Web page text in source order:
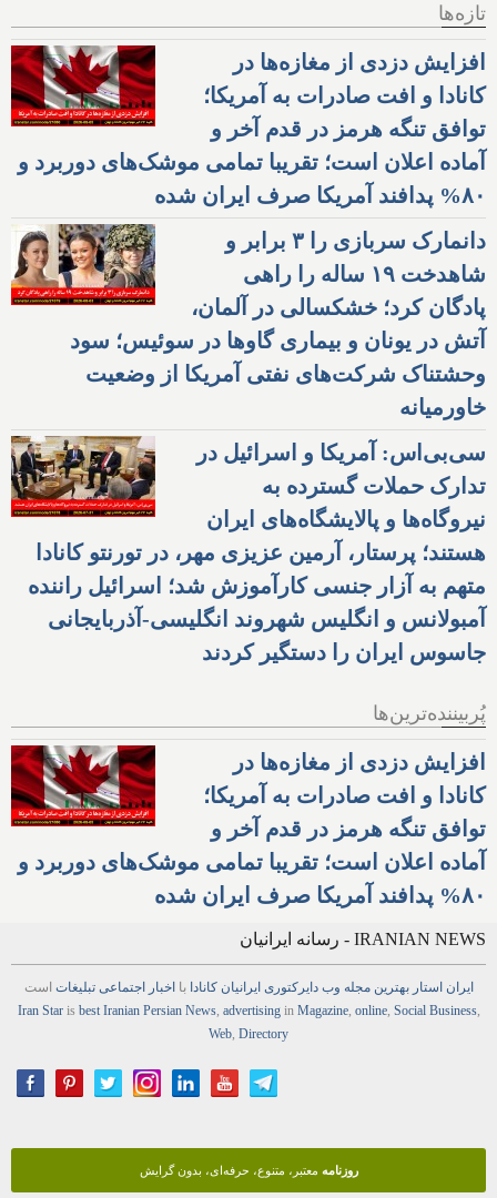
تازه‌ها
افزایش دزدی از مغازه‌ها در
کانادا و افت صادرات به آمریکا؛
توافق تنگه هرمز در قدم آخر و
آماده اعلان است؛ تقریبا تمامی موشک‌های دوربرد و
۸۰% پدافند آمریکا صرف ایران شده
دانمارک سربازی را ۳ برابر و
شاهدخت ۱۹ ساله را راهی
پادگان کرد؛ خشکسالی در آلمان،
آتش در یونان و بیماری گاوها در سوئیس؛ سود
وحشتناک شرکت‌های نفتی آمریکا از وضعیت
خاورمیانه
سی‌بی‌اس: آمریکا و اسرائیل در
تدارک حملات گسترده به
نیروگاه‌ها و پالایشگاه‌های ایران
هستند؛ پرستار، آرمین عزیزی مهر، در تورنتو کانادا
متهم به آزار جنسی کارآموزش شد؛ اسرائیل راننده
آمبولانس و انگلیس شهروند انگلیسی-آذربایجانی
جاسوس ایران را دستگیر کردند
پُربیننده‌ترین‌ها
افزایش دزدی از مغازه‌ها در
کانادا و افت صادرات به آمریکا؛
توافق تنگه هرمز در قدم آخر و
آماده اعلان است؛ تقریبا تمامی موشک‌های دوربرد و
۸۰% پدافند آمریکا صرف ایران شده
IRANIAN NEWS - رسانه ایرانیان
ایران استار بهترین مجله وب دایرکتوری ایرانیان کانادا بااخبار اجتماعی تبلیغات است
Iran Staris best Iranian Persian News, advertisingin Magazine, online, Social Business,
Web Directory
روزنامه معتبر، متنوع، حرفه‌ای، بدون گرایش